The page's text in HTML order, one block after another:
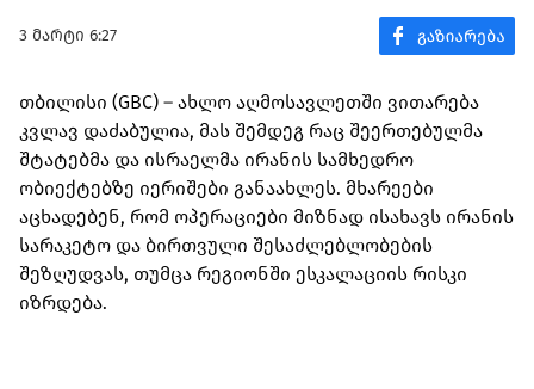
3 მარტი 6:27
თბილისი (GBC) – ახლო აღმოსავლეთში ვითარება
კვლავ დაძაბულია, მას შემდეგ რაც შეერთებულმა
შტატებმა და ისრაელმა ირანის სამხედრო
ობიექტებზე იერიშები განაახლეს. მხარეები
აცხადებენ, რომ ოპერაციები მიზნად ისახავს ირანის
სარაკეტო და ბირთვული შესაძლებლობების
შეზღუდვას, თუმცა რეგიონში ესკალაციის რისკი
იზრდება.